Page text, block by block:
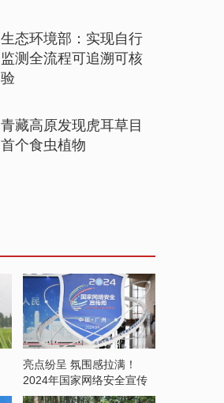
生态环境部：实现自行
监测全流程可追溯可核
验
青藏高原发现虎耳草目
首个食虫植物
亮点纷呈 氛围感拉满！
2024年国家网络安全宣传
周开启